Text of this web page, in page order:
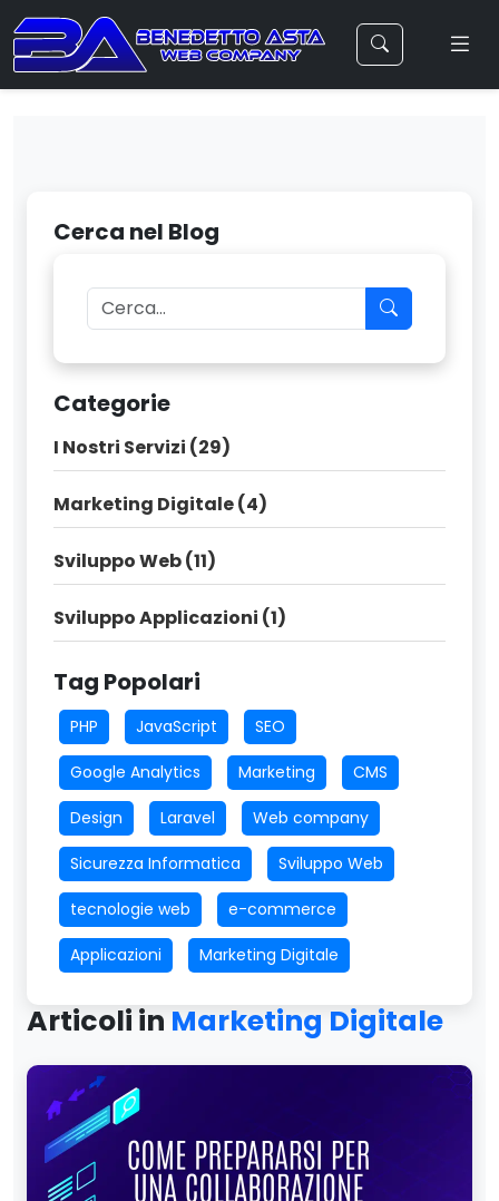
Cerca nel Blog
Categorie
I Nostri Servizi (29)
Marketing Digitale (4)
Sviluppo Web (11)
Sviluppo Applicazioni (1)
Tag Popolari
PHP JavaScript SEO
Google Analytics Marketing CMS
Design Laravel Web company
Sicurezza Informatica Sviluppo Web
tecnologie web e-commerce
Applicazioni Marketing Digitale
Articoli in Marketing Digitale